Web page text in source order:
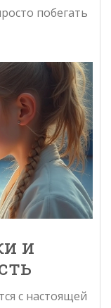
побегать
и
с настоящей